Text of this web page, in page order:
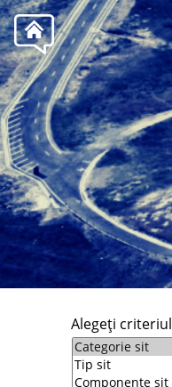
Alegeţi criteriul